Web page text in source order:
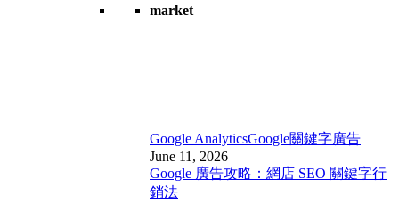
market
Google AnalyticsGoogle關鍵字廣告
June 11, 2026
Google 廣告攻略：網店 SEO 關鍵字行
銷法